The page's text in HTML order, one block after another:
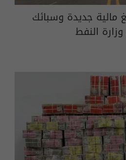
مالية جديدة وسبائك
النفط